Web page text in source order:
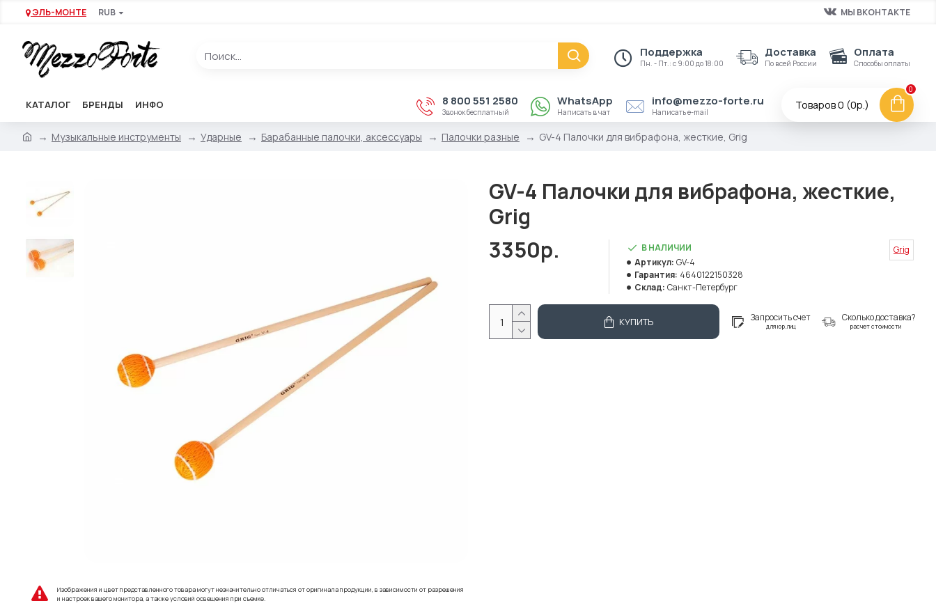
ЭЛЬ-МОНТЕ RUB МЫ ВКОНТАКТЕ
Поддержка
Пн. - Пт.: с 9:00 до 18:00
Доставка
По всей России
Оплата
Способы оплаты
КАТАЛОГ БРЕНДЫ ИНФО 8 800 551 2580
Звонок бесплатный
WhatsApp
Написать в чат
info@mezzo-forte.ru
Написать e-mail
Товаров 0 (0р.)
0
Музыкальные инструменты Ударные Барабанные палочки, аксессуары Палочки разные GV-4 Палочки для вибрафона, жесткие, Grig
Изображения и цвет представленного товара могут незначительно отличаться от оригинала продукции, в зависимости от разрешения
и настроек вашего монитора, а также условий освещения при съемке.
GV-4 Палочки для вибрафона, жесткие,
Grig
3350р.
В НАЛИЧИИ
Артикул: GV-4
Гарантия: 4640122150328
Склад: Санкт-Петербург
Grig
КУПИТЬ Запросить счет
для юр.лиц
Сколько доставка?
расчет стоимости